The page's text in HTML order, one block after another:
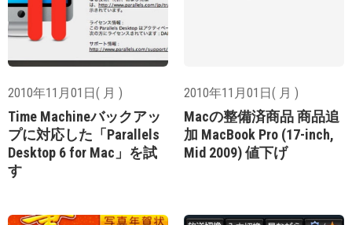
2010年11月01日( 月 )
Time Machineバックアッ
プに対応した「Parallels
Desktop 6 for Mac」を試
す
2010年11月01日( 月 )
Macの整備済商品 商品追
加 MacBook Pro (17-inch,
Mid 2009) 値下げ